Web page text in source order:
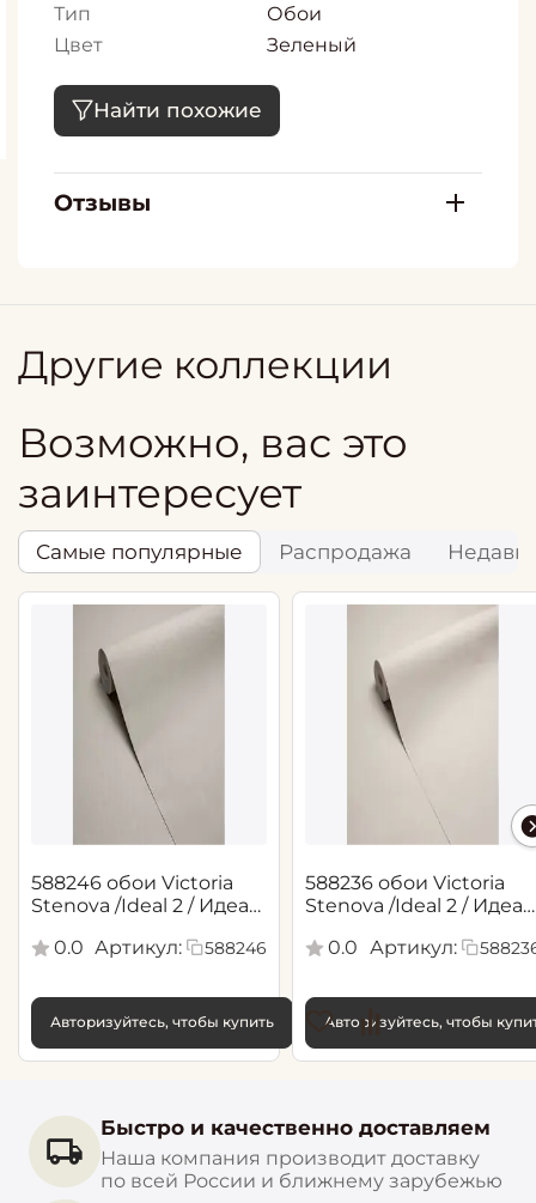
Тип
Обои
Цвет
Зеленый
Найти похожие
Отзывы
Другие коллекции
Возможно, вас это
заинтересует
Самые популярные Распродажа
588246 обои Victoria
Stenova /Ideal 2 / Идеал
0.0 Артикул: 588246
Авторизуйтесь, чтобы купить
588236 обои Victoria
Stenova /Ideal 2 / Идеал
0.0
Артикул:
Авторизуйтесь, чтобы
Быстро и качественно доставляем
Наша компания производит доставку
по всей России и ближнему зарубежью